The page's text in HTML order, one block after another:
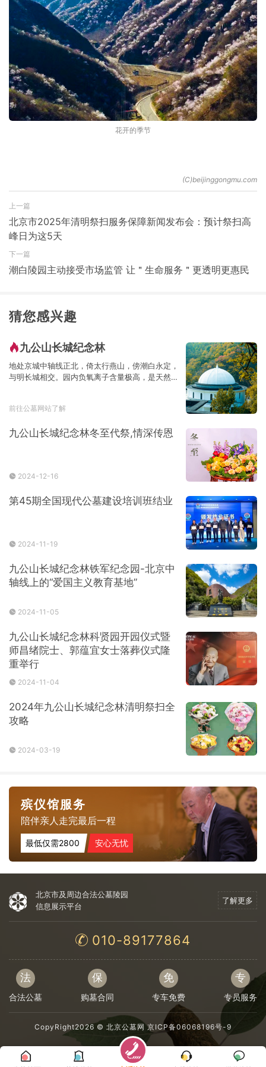
花开的季节
上一篇
北京市2025年清明祭扫服务保障新闻发布会：预计祭扫高
峰日为这5天
下一篇
潮白陵园主动接受市场监管 让＂生命服务＂更透明更惠民
猜您感兴趣
九公山长城纪念林
地处京城中轴线正北，倚太行燕山，傍潮白永定，
与明长城相交。园内负氧离子含量极高，是天然的
前往公墓网站了解
九公山长城纪念林冬至代祭,情深传恩
2024-12-16
第45期全国现代公墓建设培训班结业
2024-11-19
九公山长城纪念林铁军纪念园-北京中
轴线上的“爱国主义教育基地”
2024-11-05
九公山长城纪念林科贤园开园仪式暨
师昌绪院士、郭蕴宜女士落葬仪式隆
重举行
2024-11-04
2024年九公山长城纪念林清明祭扫全
攻略
2024-03-19
殡仪馆服务
陪伴亲人走完最后一程
最低仅需2800 安心无忧
北京市及周边合法公墓陵园
信息展示平台
了解更多
010-89177864
法
合法公墓
保
购墓合同
免
专车免费
专
专员服务
CopyRight2026 © 北京公墓网 京ICP备06068196号-9